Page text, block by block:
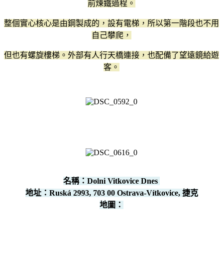
前煉鐵過程。
整個實心核心是由鋼製成的，設有電梯，所以第一階段也不用
自己攀爬，
但也有螺旋樓梯。外部有人行天橋連接，也配備了望遠鏡給遊
客。
名稱： Dolni Vitkovice Dnes
地址：Ruská 2993, 703 00 Ostrava-Vítkovice, 捷克
地圖：